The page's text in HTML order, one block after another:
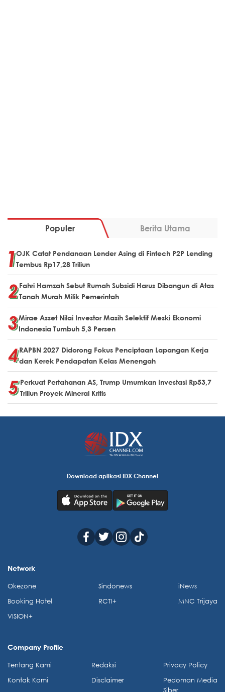
Populer Berita Utama
OJK Catat Pendanaan Lender Asing di Fintech P2P Lending
Tembus Rp17,28 Triliun
Fahri Hamzah Sebut Rumah Subsidi Harus Dibangun di Atas
Tanah Murah Milik Pemerintah
Mirae Asset Nilai Investor Masih Selektif Meski Ekonomi
Indonesia Tumbuh 5,3 Persen
RAPBN 2027 Didorong Fokus Penciptaan Lapangan Kerja
dan Kerek Pendapatan Kelas Menengah
Perkuat Pertahanan AS, Trump Umumkan Investasi Rp53,7
Triliun Proyek Mineral Kritis
Download aplikasi IDX Channel
Network
Okezone
Booking Hotel
VISION+
Sindonews
RCTI+
iNews
MNC Trijaya
Company Profile
Tentang Kami
Kontak Kami
Redaksi
Disclaimer
Privacy Policy
Pedoman Media